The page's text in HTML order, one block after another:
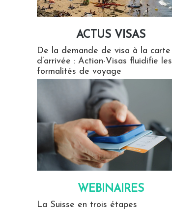
ACTUS VISAS
De la demande de visa à la carte
d’arrivée : Action-Visas fluidifie les
formalités de voyage
WEBINAIRES
La Suisse en trois étapes